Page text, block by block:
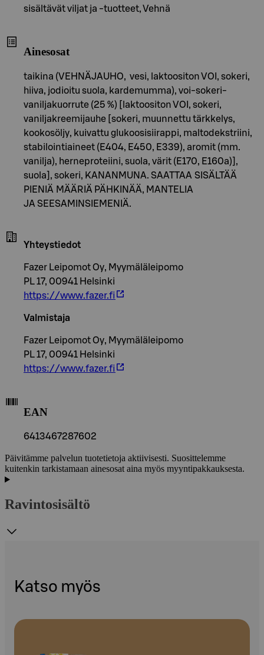
sisältävät viljat ja -tuotteet, Vehnä
Ainesosat
taikina (VEHNÄJAUHO, vesi, laktoositon VOI, sokeri,
hiiva, jodioitu suola, kardemumma), voi-sokeri-
vaniljakuorrute (25 %) [laktoositon VOI, sokeri,
vaniljakreemijauhe [sokeri, muunnettu tärkkelys,
kookosöljy, kuivattu glukoosisiirappi, maltodekstriini,
stabilointiaineet (E404, E450, E339), aromit (mm.
vanilja), herneproteiini, suola, värit (E170, E160a)],
suola], sokeri, KANANMUNA. SAATTAA SISÄLTÄÄ
PIENIÄ MÄÄRIÄ PÄHKINÄÄ, MANTELIA
JA SEESAMINSIEMENIÄ.
Yhteystiedot
Fazer Leipomot Oy, Myymäläleipomo
PL 17, 00941 Helsinki
https://www.fazer.fi
Valmistaja
Fazer Leipomot Oy, Myymäläleipomo
PL 17, 00941 Helsinki
https://www.fazer.fi
EAN
6413467287602
Päivitämme palvelun tuotetietoja aktiivisesti. Suosittelemme
kuitenkin tarkistamaan ainesosat aina myös myyntipakkauksesta.
Ravintosisältö
Katso myös